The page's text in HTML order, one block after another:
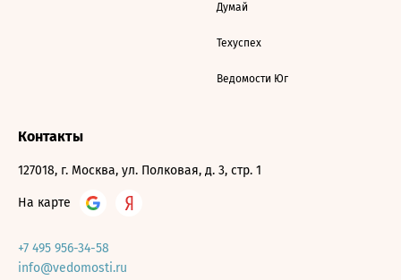
Думай
Техуспех
Ведомости Юг
Контакты
127018, г. Москва, ул. Полковая, д. 3, стр. 1
На карте
+7 495 956-34-58
info@vedomosti.ru